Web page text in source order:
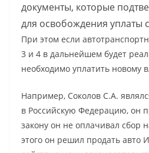
документы, которые
для освобождения уплаты
При этом если
3 и 4 в дальнейшем будет
необходимо уплатить новому
Например, Соколов С.А.
в Российскую Федерацию, он
закону он не оплачивал сбор
этого он решил продать авто